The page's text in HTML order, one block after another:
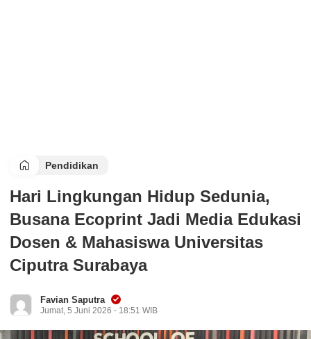
Pendidikan
Hari Lingkungan Hidup Sedunia,
Busana Ecoprint Jadi Media Edukasi
Dosen & Mahasiswa Universitas
Ciputra Surabaya
Favian Saputra
Jumat, 5 Juni 2026 - 18:51 WIB